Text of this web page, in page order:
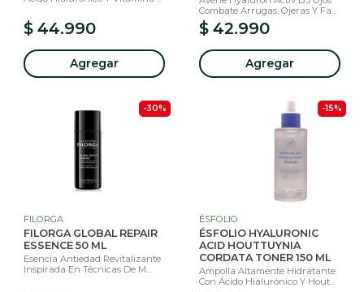
$ 44.990
Agregar
Combate Arrugas, Ojeras Y Fa...
$ 42.990
Agregar
-30%
FILORGA
FILORGA GLOBAL REPAIR
ESSENCE 50 ML
Esencia Antiedad Revitalizante
Inspirada En Técnicas De M...
-15%
ÉSFOLIO
ÉSFOLIO HYALURONIC
ACID HOUTTUYNIA
CORDATA TONER 150 ML
Ampolla Altamente Hidratante
Con Ácido Hialurónico Y Hout...